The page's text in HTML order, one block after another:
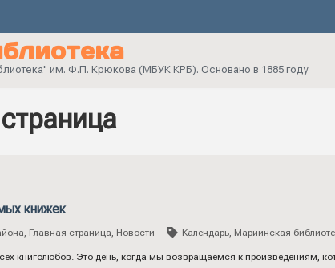
им. Ф.П. Крюкова (МБУК КРБ). Основано в 1885 году
книжек
, Главная страница, Новости Календарь, Мариинская
книголюбов. Это день, когда мы возвращаемся к произведениям,